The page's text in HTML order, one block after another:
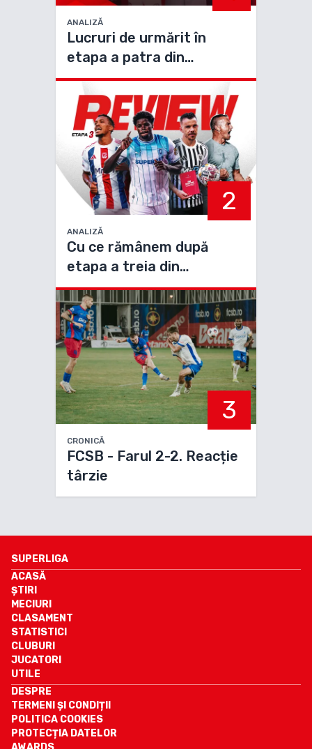
ANALIZĂ
Lucruri de urmărit în
etapa a patra din
Superliga
2
ANALIZĂ
Cu ce rămânem după
etapa a treia din
Superliga
3
CRONICĂ
FCSB - Farul 2-2. Reacție
târzie
SUPERLIGA
ACASĂ
ȘTIRI
MECIURI
CLASAMENT
STATISTICI
CLUBURI
JUCATORI
UTILE
DESPRE
TERMENI ȘI CONDIȚII
POLITICA COOKIES
PROTECȚIA DATELOR